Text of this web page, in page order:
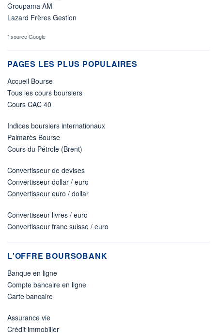
Groupama AM
Lazard Frères Gestion
* source Google
PAGES LES PLUS POPULAIRES
Accueil Bourse
Tous les cours boursiers
Cours CAC 40
Indices boursiers internationaux
Palmarès Bourse
Cours du Pétrole (Brent)
Convertisseur de devises
Convertisseur dollar / euro
Convertisseur euro / dollar
Convertisseur livres / euro
Convertisseur franc suisse / euro
L'OFFRE BOURSOBANK
Banque en ligne
Compte bancaire en ligne
Carte bancaire
Assurance vie
Crédit immobilier